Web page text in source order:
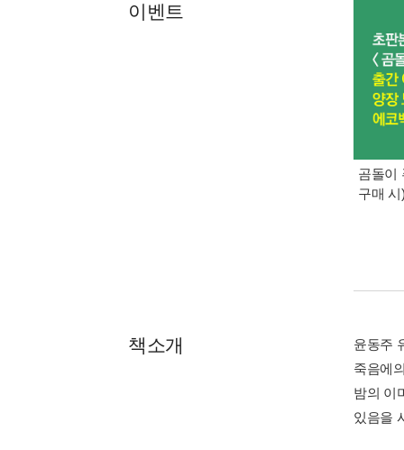
이벤트
곰돌이
구매 시
책소개
윤동주
죽음에
밤의 이
있음을